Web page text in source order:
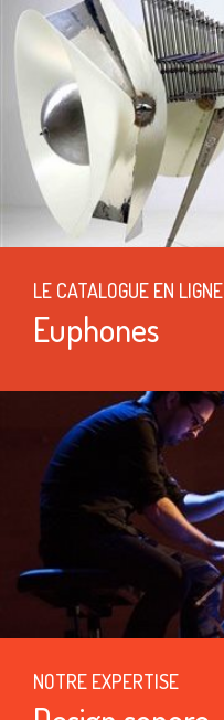
LE CATALOGUE EN LIGNE
Euphones
NOTRE EXPERTISE